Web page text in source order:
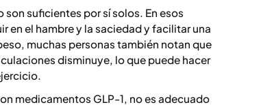
suficientes por sí solos. En esos
en el hambre y la saciedad y facilitar una
muchas personas también notan que
disminuye, lo que puede hacer
medicamentos GLP-1, no es adecuado